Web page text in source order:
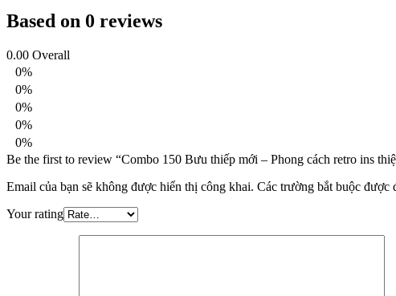
Based on 0 reviews
0.00 Overall
0%
0%
0%
0%
0%
Be the first to review “Combo 150 Bưu thiếp mới – Phong cách retro ins
Email của bạn sẽ không được hiển thị công khai. Các trường bắt buộc được
Your rating